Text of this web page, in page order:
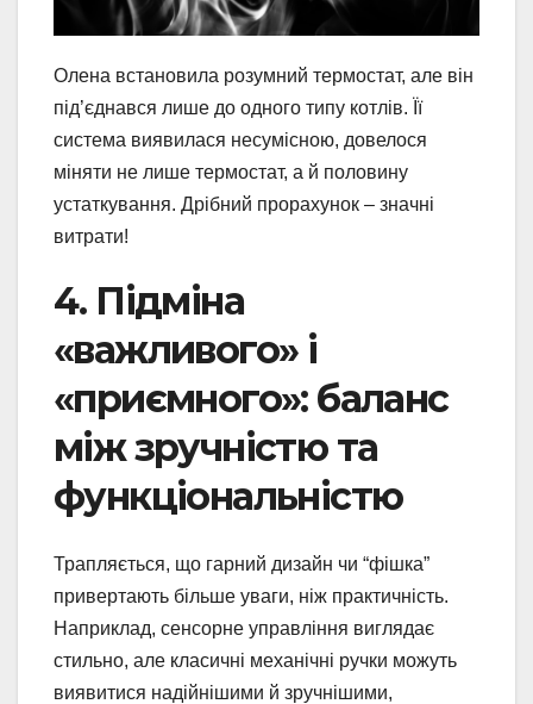
Олена встановила розумний термостат, але він
під’єднався лише до одного типу котлів. Її
система виявилася несумісною, довелося
міняти не лише термостат, а й половину
устаткування. Дрібний прорахунок – значні
витрати!
4. Підміна
«важливого» і
«приємного»: баланс
між зручністю та
функціональністю
Трапляється, що гарний дизайн чи “фішка”
привертають більше уваги, ніж практичність.
Наприклад, сенсорне управління виглядає
стильно, але класичні механічні ручки можуть
виявитися надійнішими й зручнішими,